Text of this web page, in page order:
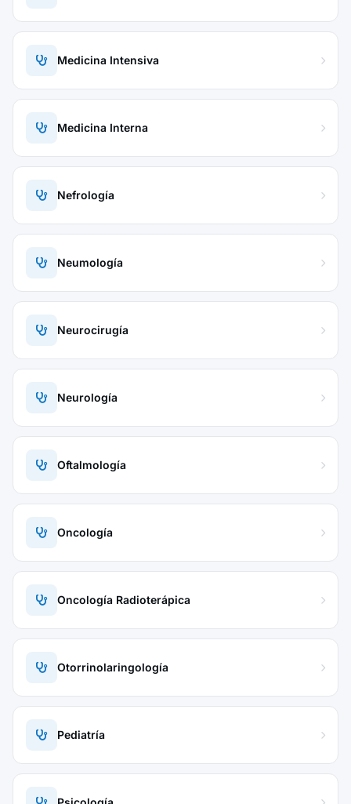
Medicina Intensiva
Medicina Interna
Nefrología
Neumología
Neurocirugía
Neurología
Oftalmología
Oncología
Oncología Radioterápica
Otorrinolaringología
Pediatría